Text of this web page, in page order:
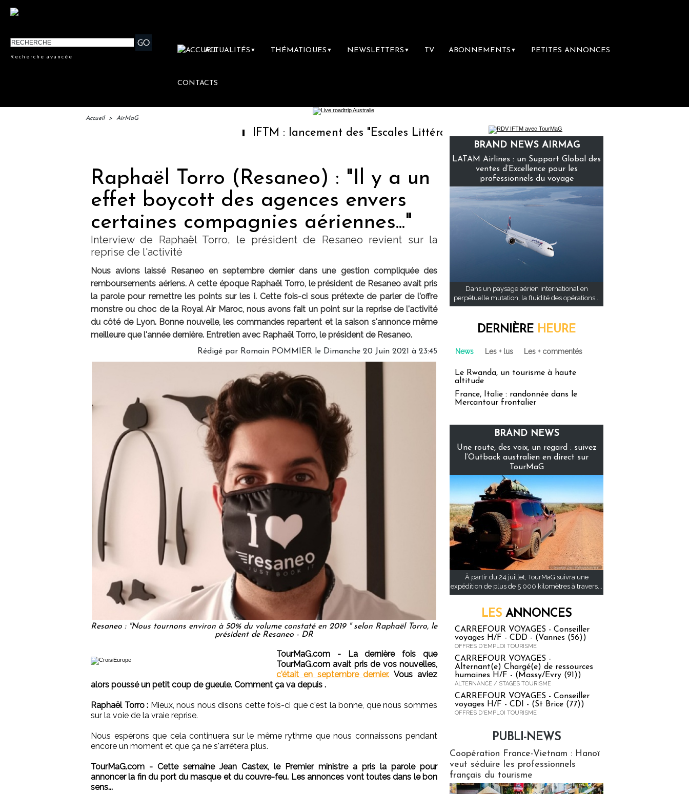
Recherche avancée
ACTUALITÉS ▼ THÉMATIQUES ▼ NEWSLETTERS ▼ TV ABONNEMENTS ▼ PETITES ANNONCES
CONTACTS
Accueil > AirMaG
IFTM : lancement des "Escales Littéraires", la première librairie du voyage
Raphaël Torro (Resaneo) : "Il y a un
effet boycott des agences envers
certaines compagnies aériennes..."
Interview de Raphaël Torro, le président de Resaneo revient sur la
reprise de l'activité
Nous avions laissé Resaneo en septembre dernier dans une gestion compliquée des
remboursements aériens. A cette époque Raphaël Torro, le président de Resaneo avait pris
la parole pour remettre les points sur les i. Cette fois-ci sous prétexte de parler de l'offre
monstre ou choc de la Royal Air Maroc, nous avons fait un point sur la reprise de l'activité
du côté de Lyon. Bonne nouvelle, les commandes repartent et la saison s'annonce même
meilleure que l'année dernière. Entretien avec Raphaël Torro, le président de Resaneo.
Rédigé par Romain POMMIER le Dimanche 20 Juin 2021 à 23:45
Resaneo : "Nous tournons environ à 50% du volume constaté en 2019 " selon Raphaël Torro, le
président de Resaneo - DR
TourMaG.com - La dernière fois que
TourMaG.com avait pris de vos nouvelles,
c'était en septembre dernier. Vous aviez
alors poussé un petit coup de gueule. Comment ça va depuis .
Raphaël Torro : Mieux, nous nous disons cette fois-ci que c'est la bonne, que nous sommes
sur la voie de la vraie reprise.
Nous espérons que cela continuera sur le même rythme que nous connaissons pendant
encore un moment et que ça ne s'arrêtera plus.
TourMaG.com - Cette semaine Jean Castex, le Premier ministre a pris la parole pour
annoncer la fin du port du masque et du couvre-feu. Les annonces vont toutes dans le bon
sens...
BRAND NEWS AIRMAG
LATAM Airlines : un Support Global des
ventes d’Excellence pour les
professionnels du voyage
Dans un paysage aérien international en
perpétuelle mutation, la fluidité des opérations...
DERNIÈRE HEURE
News Les + lus Les + commentés
Le Rwanda, un tourisme à haute
altitude
France, Italie : randonnée dans le
Mercantour frontalier
BRAND NEWS
Une route, des voix, un regard : suivez
l’Outback australien en direct sur
TourMaG
À partir du 24 juillet, TourMaG suivra une
expédition de plus de 5 000 kilomètres à travers...
LES ANNONCES
CARREFOUR VOYAGES - Conseiller
voyages H/F - CDD - (Vannes (56))
OFFRES D'EMPLOI TOURISME
CARREFOUR VOYAGES -
Alternant(e) Chargé(e) de ressources
humaines H/F - (Massy/Evry (91))
ALTERNANCE / STAGES TOURISME
CARREFOUR VOYAGES - Conseiller
voyages H/F - CDI - (St Brice (77))
OFFRES D'EMPLOI TOURISME
PUBLI-NEWS
Coopération France-Vietnam : Hanoï
veut séduire les professionnels
français du tourisme